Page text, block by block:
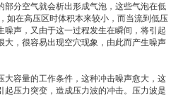
分空气就会析出形成气泡，这些气泡在低
如在高压区时体积本来较小，而当流到低压
声，又由于这一过程发生在瞬间，将引起
，很容易出现空穴现象，由此而产生噪声
容量的工作条件，这种冲击噪声愈大，这
压力突变，造成压力波的冲击。压力波是